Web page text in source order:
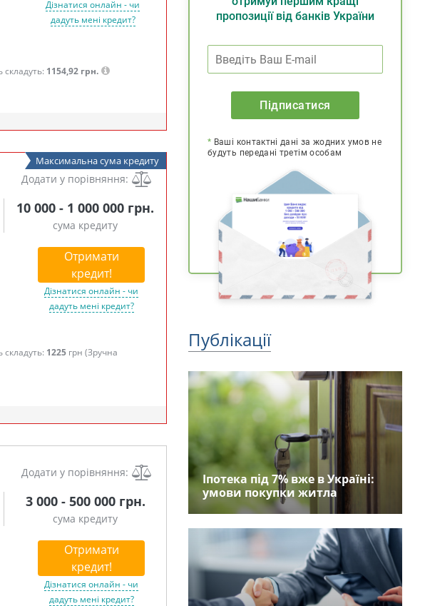
Дізнатися онлайн - чи
дадуть мені кредит?
складуть: 1154,92 грн.
Максимальна сума кредиту
Додати у порівняння:
10 000 - 1 000 000 грн.
сума кредиту
Отримати
кредит!
Дізнатися онлайн - чи
дадуть мені кредит?
складуть: 1225 грн (Зручна
Додати у порівняння:
3 000 - 500 000 грн.
сума кредиту
Отримати
кредит!
Дізнатися онлайн - чи
дадуть мені кредит?
пропозиції від банків України
Підписатися
* Ваші контактні дані за жодних умов не
будуть передані третім особам
Публікації
Іпотека під 7% вже в Україні:
умови покупки житла